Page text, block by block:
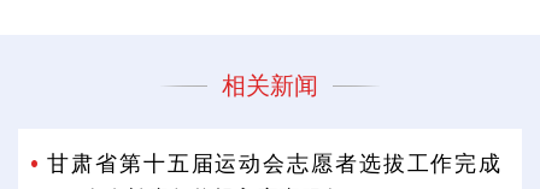
相关新闻
甘肃省第十五届运动会志愿者选拔工作完成